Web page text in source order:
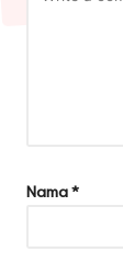
Nama*